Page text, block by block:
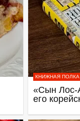
КНИЖНАЯ ПОЛКА
«Сын Лос-
его